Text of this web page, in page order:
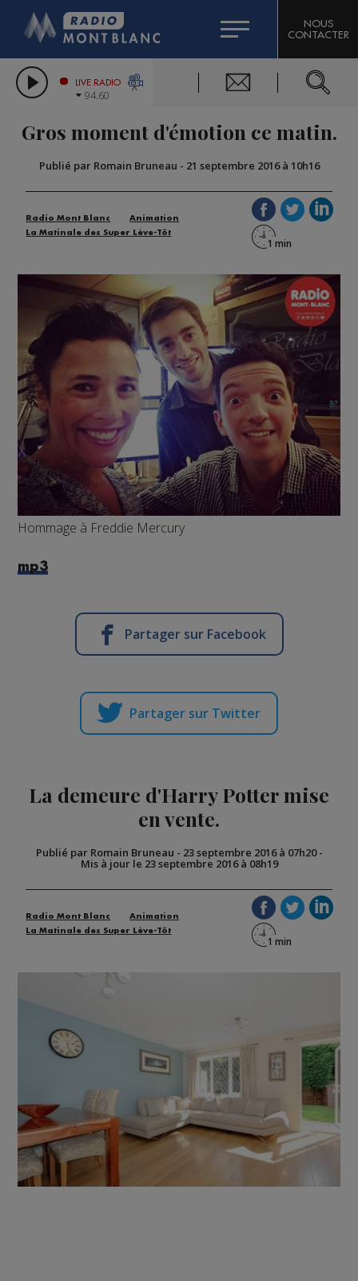
LES CHRONIQUES DE L'EXPERT
CITIZEN MACHINERY
GRAND MASSIF DOMAINES SKIABLES
BIGARD
COMPAGNIE DU MONT-BLANC
NOUS
CONTACTER
LIVE RADIO
94.60
Gros moment d'émotion ce matin.
Publié par Romain Bruneau - 21 septembre 2016 à 10h16
Radio Mont Blanc
Animation
La Matinale des Super Lève-Tôt
Hommage à Freddie Mercury
mp3
Partager sur Facebook
Partager sur Twitter
La demeure d'Harry Potter mise
en vente.
Publié par Romain Bruneau - 23 septembre 2016 à 07h20-
Mis à jour le 23 septembre 2016 à 08h19
Radio Mont Blanc
Animation
La Matinale des Super Lève-Tôt